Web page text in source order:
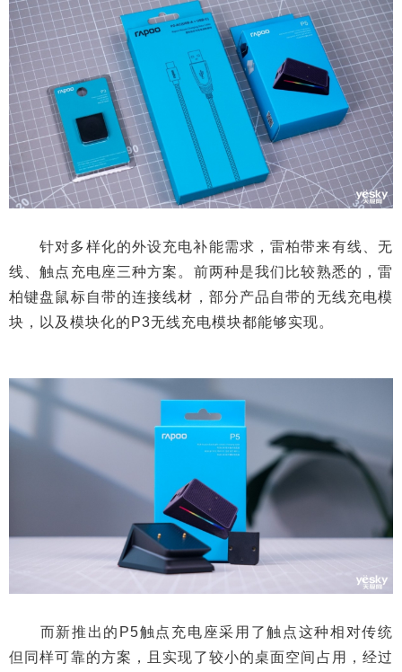
针对多样化的外设充电补能需求，雷柏带来有线、无
线、触点充电座三种方案。前两种是我们比较熟悉的，雷
柏键盘鼠标自带的连接线材，部分产品自带的无线充电模
块，以及模块化的P3无线充电模块都能够实现。
而新推出的P5触点充电座采用了触点这种相对传统
但同样可靠的方案，且实现了较小的桌面空间占用，经过